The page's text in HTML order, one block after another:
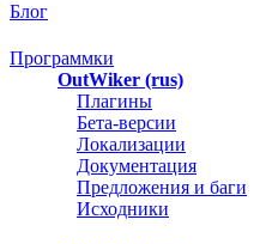
Блог
Программки
OutWiker (rus)
Плагины
Бета-версии
Локализации
Документация
Предложения и баги
Исходники